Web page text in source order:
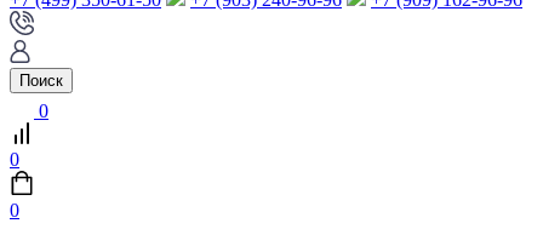
Поиск
0
0
0